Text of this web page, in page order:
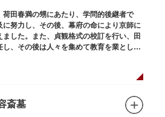
田春満の甥にあたり、学問的後継者で
努力し、その後、幕府の命により京師に
した。また、貞観格式の校訂を行い、田
、その後は人々を集めて教育を業としま
）境内にあります。
斎墓